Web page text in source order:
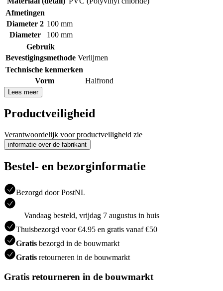
Afmetingen
Diameter 2 100 mm
Diameter
100 mm
Gebruik
Bevestigingsmethode Verlijmen
Technische kenmerken
Vorm
Halfrond
Lees meer
Productveiligheid
Verantwoordelijk voor productveiligheid zie
informatie over de fabrikant
Bestel- en bezorginformatie
Bezorgd door PostNL
Vandaag besteld, vrijdag 7 augustus in huis
Thuisbezorgd voor €4.95 en gratis vanaf €50
Gratis bezorgd in de bouwmarkt
Gratis retourneren in de bouwmarkt
Gratis retourneren in de bouwmarkt